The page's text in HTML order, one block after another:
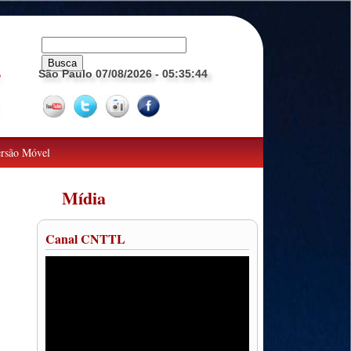
São Paulo 07/08/2026 - 05:35:45
Móvel
Mídia
Canal CNTTL